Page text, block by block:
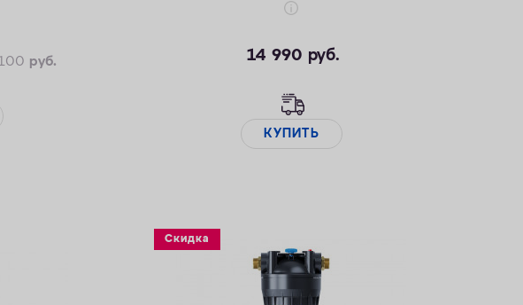
руб. 14 990 руб.
КУПИТЬ
Скидка